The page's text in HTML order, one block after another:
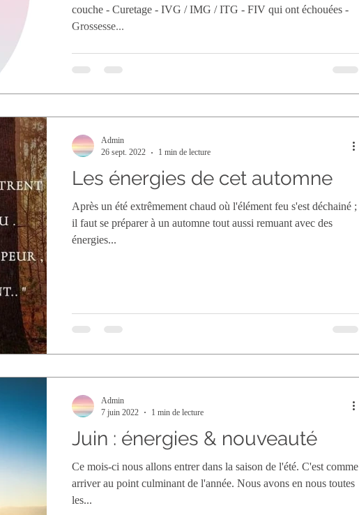
couche - Curetage - IVG / IMG / ITG - FIV qui ont échouées -
Grossesse...
Les énergies de cet automne
Après un été extrêmement chaud où l'élément feu s'est déchainé ;
il faut se préparer à un automne tout aussi remuant avec des
énergies...
Admin
26 sept. 2022
1 min de lecture
Juin : énergies & nouveauté
Ce mois-ci nous allons entrer dans la saison de l'été. C'est comme
arriver au point culminant de l'année. Nous avons en nous toutes
les...
Admin
7 juin 2022
1 min de lecture